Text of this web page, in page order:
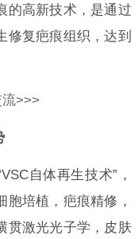
的高新技术，是通过
修复疤痕组织，达到
>>>
自体再生技术”，
培植，疤痕精修，
贯激光光子学，皮肤